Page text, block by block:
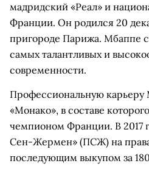
мадридский «Реал» и
Франции. Он родился 20
пригороде Парижа. Мбаппе
самых талантливых и
современности.
Профессиональную карьеру
«Монако», в составе
чемпионом Франции. В 2017
Сен-Жермен» (ПСЖ) на
последующим выкупом за